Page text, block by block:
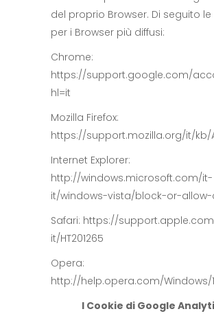
del proprio Browser. Di seguito le
per i Browser più diffusi:
Chrome:
https://support.google.com/
hl=it
Mozilla Firefox:
https://support.mozilla.org/it/kb/
Internet Explorer:
http://windows.microsoft.com/it-
it/windows-vista/block-or-allow-
Safari: https://
it/HT201265
Opera:
http://help.opera.com/Windows/
I Cookie di Google